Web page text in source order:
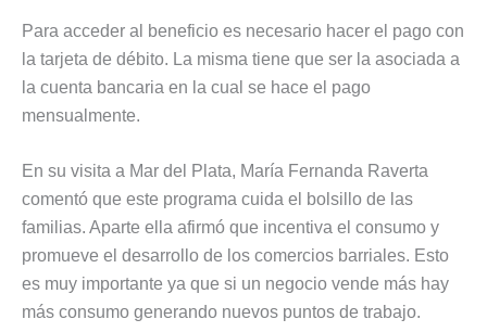
Para acceder al beneficio es necesario hacer el pago con
la tarjeta de débito. La misma tiene que ser la asociada a
la cuenta bancaria en la cual se hace el pago
mensualmente.
En su visita a Mar del Plata, María Fernanda Raverta
comentó que este programa cuida el bolsillo de las
familias. Aparte ella afirmó que incentiva el consumo y
promueve el desarrollo de los comercios barriales. Esto
es muy importante ya que si un negocio vende más hay
más consumo generando nuevos puntos de trabajo.